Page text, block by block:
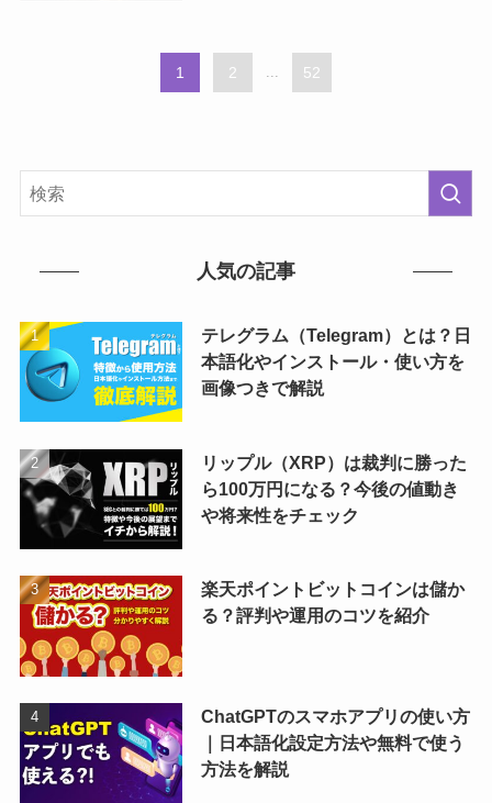
1 2 ... 52
人気の記事
テレグラム（Telegram）とは？日
本語化やインストール・使い方を
画像つきで解説
リップル（XRP）は裁判に勝った
ら100万円になる？今後の値動き
や将来性をチェック
楽天ポイントビットコインは儲か
る？評判や運用のコツを紹介
ChatGPTのスマホアプリの使い方
｜日本語化設定方法や無料で使う
方法を解説